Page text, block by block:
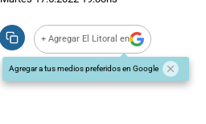
+ Agregar El Litoral en
Agregar a tus medios preferidos en Google